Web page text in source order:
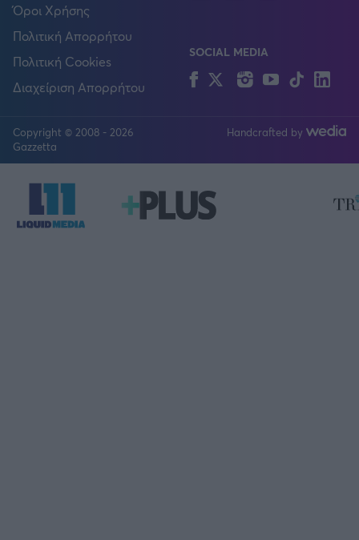
Όροι Χρήσης
Πολιτική Απορρήτου
Πολιτική Cookies
Διαχείριση Απορρήτου
SOCIAL MEDIA
FacebookTwitterInstagram
YouTubeTikTok
Copyright © 2008 - 2026
Gazzetta
Handcrafted by